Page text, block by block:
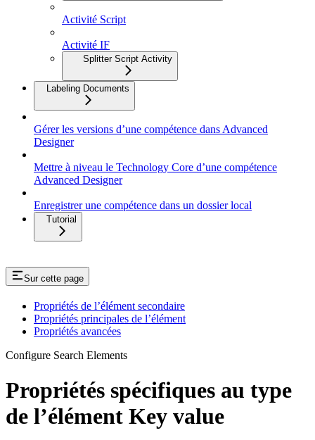
Activité Script
Activité IF
Splitter Script Activity
Labeling Documents
Gérer les versions d’une compétence dans Advanced
Designer
Mettre à niveau le Technology Core d’une compétence
Advanced Designer
Enregistrer une compétence dans un dossier local
Tutorial
Sur cette page
Propriétés de l’élément secondaire
Propriétés principales de l’élément
Propriétés avancées
Configure Search Elements
Propriétés spécifiques au type
de l’élément Key value